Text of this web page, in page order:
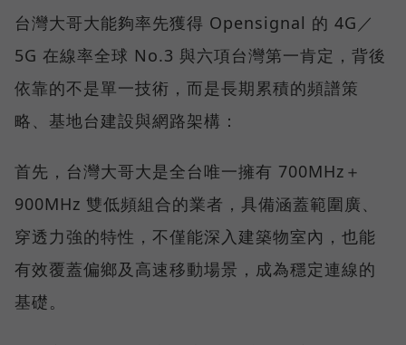
台灣大哥大能夠率先獲得 Opensignal 的 4G／
5G 在線率全球 No.3 與六項台灣第一肯定，背後
依靠的不是單一技術，而是長期累積的頻譜策
略、基地台建設與網路架構：
首先，台灣大哥大是全台唯一擁有 700MHz＋
900MHz 雙低頻組合的業者，具備涵蓋範圍廣、
穿透力強的特性，不僅能深入建築物室內，也能
有效覆蓋偏鄉及高速移動場景，成為穩定連線的
基礎。